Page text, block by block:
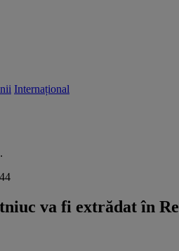
Internațional
va fi extrădat în